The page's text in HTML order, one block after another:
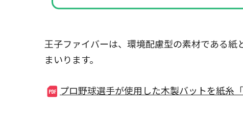
王子ファイバーは、環境配慮型の素材である
まいります。
プロ野球選手が使用した木製バットを紙糸